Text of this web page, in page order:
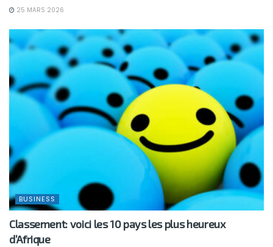
25 MARS 2026
BUSINESS
Classement: voici les 10 pays les plus heureux
d’Afrique